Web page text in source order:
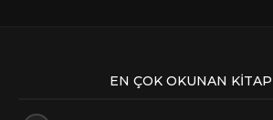
EN ÇOK OKUNAN